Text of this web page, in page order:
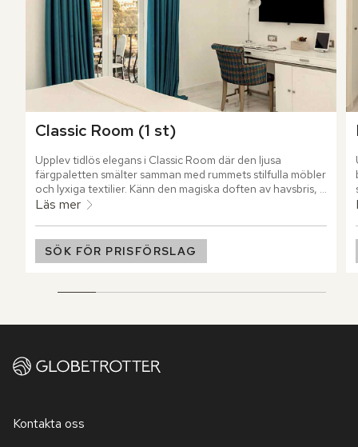
Classic Room (1 st)
Upplev tidlös elegans i Classic Room där den ljusa
färgpaletten smälter samman med rummets stilfulla möbler
och lyxiga textilier. Känn den magiska doften av havsbris,
bougainvillea och citrus samtidigt som du beundrar
Läs mer
SÖK FÖR PRISFÖRSLAG
Kontakta oss